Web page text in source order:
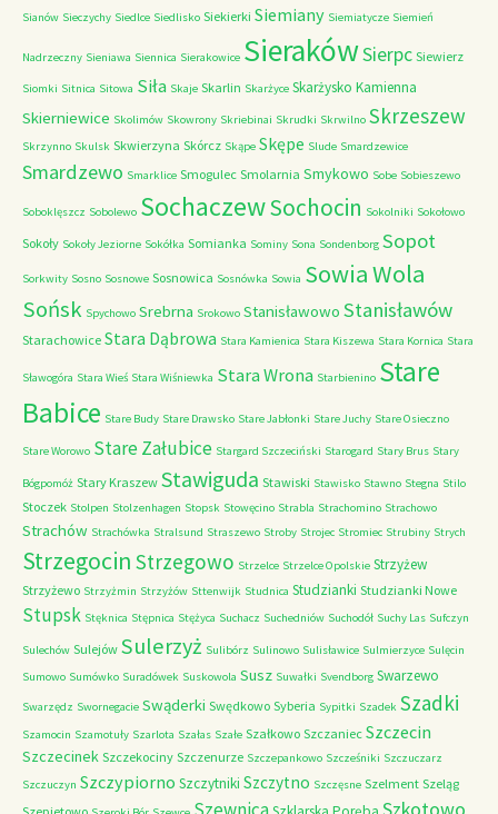
Sianów Sieczychy Siedlce Siedlisko Siekierki Siemiany Siemiatycze Siemień
Nadrzeczny Sieniawa Siennica Sierakowice SierakówSierpc Siewierz
Siomki Sitnica Sitowa Siła Skaje Skarlin Skarżyce Skarżysko Kamienna
Skierniewice Skolimów Skowrony Skriebinai Skrudki Skrwilno Skrzeszew
Skrzynno Skulsk Skwierzyna Skórcz Skąpe Skępe Slude Smardzewice
Smardzewo Smarklice Smogulec Smolarnia Smykowo Sobe Sobieszewo
Soboklęszcz Sobolewo SochaczewSochocin Sokolniki Sokołowo
Sokoły Sokoły Jeziorne Sokółka Somianka Sominy Sona Sondenborg Sopot
Sorkwity Sosno Sosnowe Sosnowica Sosnówka Sowia Sowia Wola
Sońsk Spychowo Srebrna Srokowo Stanisławowo Stanisławów
Starachowice Stara Dąbrowa Stara Kamienica Stara Kiszewa Stara Kornica Stara
Sławogóra Stara Wieś Stara Wiśniewka Stara Wrona Starbienino Stare
Babice Stare Budy Stare Drawsko Stare Jabłonki Stare Juchy Stare Osieczno
Stare Worowo Stare Załubice Stargard Szczeciński Starogard Stary Brus Stary
Bógpomóż Stary Kraszew Stawiguda Stawiski Stawisko Stawno Stegna Stilo
Stoczek Stolpen Stolzenhagen Stopsk Stowęcino Strabla Strachomino Strachowo
Strachów Strachówka Stralsund Straszewo Stroby Strojec Stromiec Strubiny Strych
Strzegocin Strzegowo Strzelce Strzelce Opolskie Strzyżew
Strzyżewo Strzyżmin Strzyżów Sttenwijk Studnica Studzianki Studzianki Nowe
Stupsk Stęknica Stępnica Stężyca Suchacz Suchedniów Suchodół Suchy Las Sufczyn
Sulechów Sulejów Sulerzyż Sulibórz Sulinowo Sulisławice Sulmierzyce Sulęcin
Sumowo Sumówko Suradówek Suskowola Susz Suwałki Svendborg Swarzewo
Swarzędz Swornegacie Swąderki Swędkowo Syberia Sypitki Szadek Szadki
Szamocin Szamotuły Szarlota Szałas Szałe Szałkowo Szczaniec Szczecin
Szczecinek Szczekociny Szczenurze Szczepankowo Szcześniki Szczuczarz
Szczuczyn Szczypiorno Szczytniki Szczytno Szczęsne Szelment Szeląg